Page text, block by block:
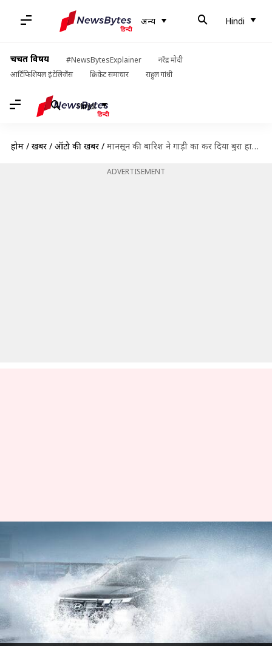
अन्य Hindi
चर्चित विषय #NewsBytesExplainer
नरेंद्र मोदी
आर्टिफिशियल इंटेलिजेंस
क्रिकेट समाचार राहुल गांधी
Hindi
होम / खबरें / ऑटो की खबरें / मानसून की बारिश ने गाड़ी का कर दिया बुरा हाल, ऐसे कर सकते हैं रखरखाव
ADVERTISEMENT
मानसून की बारिश ने गाड़ी का कर
दिया बुरा हाल, ऐसे कर सकते हैं
रखरखाव
दिनेश चंद शर्मा Oct 11, 2024 12:42 pm
क्या है खबर?